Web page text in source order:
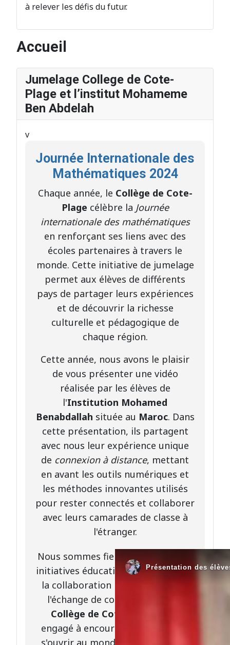
à relever les défis du futur.
Accueil
Jumelage College de Cote-
Plage et l’institut Mohameme
Ben Abdelah
v
Journée Internationale des
Mathématiques 2024
Chaque année, le Collège de Cote-
Plage célèbre la Journée
internationale des mathématiques
en renforçant ses liens avec des
écoles partenaires à travers le
monde. Cette initiative de jumelage
permet aux élèves de différents
pays de partager leurs expériences
et de découvrir la richesse
culturelle et pédagogique de
chaque région.
Cette année, nous avons le plaisir
de vous présenter une vidéo
réalisée par les élèves de
l'Institution Mohamed
Benabdallah située au Maroc. Dans
cette présentation, ils partagent
avec nous leur expérience unique
de connexion à distance, mettant
en avant les outils numériques et
les méthodes innovantes utilisés
pour rester connectés et collaborer
avec leurs camarades de classe à
l'étranger.
Nous sommes fiers de soutenir ces
initiatives éducatives qui favorisent
la collaboration internationale et
l'échange de connaissances. Le
Collège de Cote-Plage
engagé à encourager ses élèves à
s'ouvrir au monde, à découvrir de